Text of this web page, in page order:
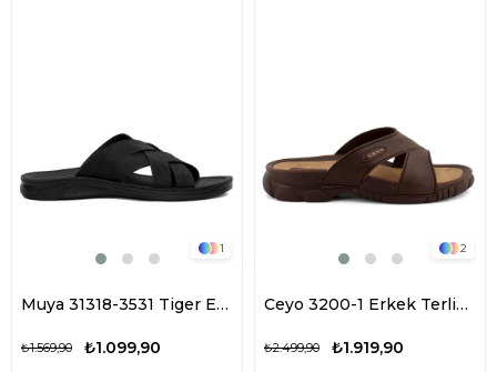
1
Muya 31318-3531 Tiger Erkek Ortopedik Düz Terlik Siyah
₺1.099,90
₺1.569,90
2
Ceyo 3200-1 Erkek Terlik Kahverengi
₺1.919,90
₺2.499,90